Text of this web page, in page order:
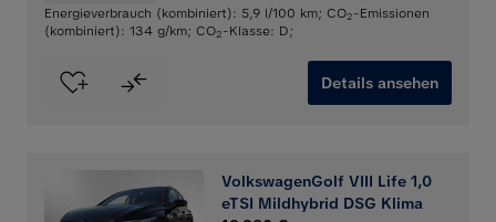
Energieverbrauch (kombiniert): 5,9 l/100 km; CO2-Emissionen
(kombiniert): 134 g/km; CO2-Klasse: D;
Details ansehen
VolkswagenGolf VIII Life 1,0
eTSI Mildhybrid DSG Klima